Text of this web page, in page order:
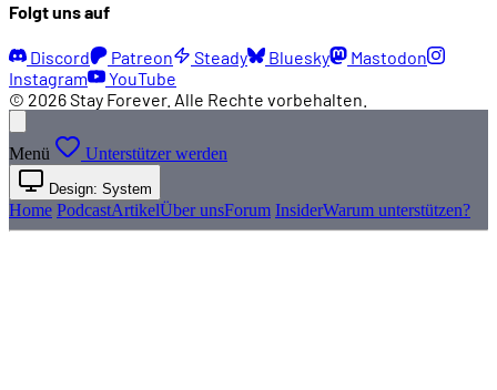
Folgt uns auf
Discord Patreon Steady Bluesky
Mastodon
Instagram
YouTube
© 2026 Stay Forever. Alle Rechte vorbehalten.
Menü Unterstützer werden
Design: System
Home PodcastArtikelÜber unsForum InsiderWarum unterstützen?